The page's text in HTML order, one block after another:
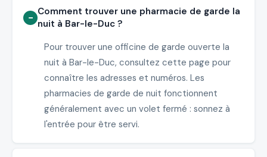
Comment trouver une pharmacie de garde la
nuit à Bar-le-Duc ?
Pour trouver une officine de garde ouverte la
nuit à Bar-le-Duc, consultez cette page pour
connaître les adresses et numéros. Les
pharmacies de garde de nuit fonctionnent
généralement avec un volet fermé : sonnez à
l'entrée pour être servi.